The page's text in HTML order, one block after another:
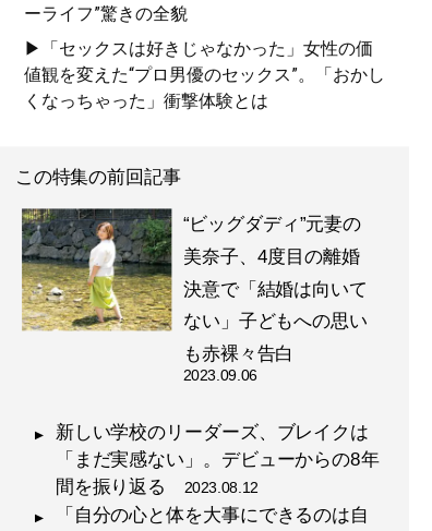
ーライフ”驚きの全貌
▶「セックスは好きじゃなかった」女性の価
値観を変えた“プロ男優のセックス”。「おかし
くなっちゃった」衝撃体験とは
この特集の前回記事
“ビッグダディ”元妻の
美奈子、4度目の離婚
決意で「結婚は向いて
ない」子どもへの思い
も赤裸々告白
2023.09.06
新しい学校のリーダーズ、ブレイクは
「まだ実感ない」。デビューからの8年
間を振り返る2023.08.12
「自分の心と体を大事にできるのは自